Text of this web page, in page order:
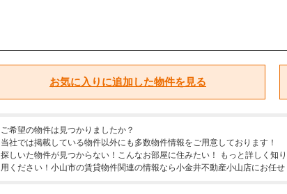
お気に入りに追加した物件を見る
ご希望の物件は見つかりましたか？
当社では掲載している物件以外にも多数物件情報をご用意しております！
探しいた物件が見つからない！こんなお部屋に住みたい！ もっと詳しく知
用ください！小山市の賃貸物件関連の情報なら小金井不動産小山店にお任せ